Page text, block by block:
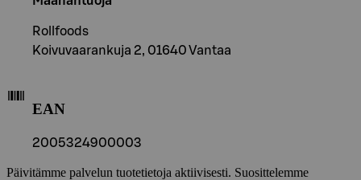
Rollfoods
Koivuvaarankuja 2, 01640 Vantaa
EAN
2005324900003
Päivitämme palvelun tuotetietoja aktiivisesti. Suosittelemme